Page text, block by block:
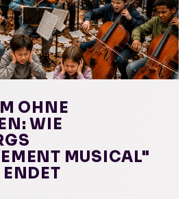
OHNE
WIE
MUSICAL"
ENDET